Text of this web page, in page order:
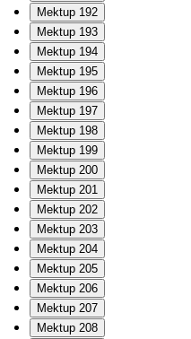
Mektup 192
Mektup 193
Mektup 194
Mektup 195
Mektup 196
Mektup 197
Mektup 198
Mektup 199
Mektup 200
Mektup 201
Mektup 202
Mektup 203
Mektup 204
Mektup 205
Mektup 206
Mektup 207
Mektup 208